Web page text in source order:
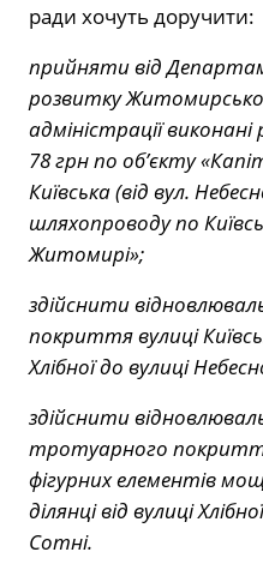
ради хочуть доручити:
прийняти від
розвитку
адміністрації
78 грн по об’єкту
Київська (від вул.
шляхопроводу по
Житомирі»;
здійснити
покриття вулиці
Хлібної до вулиці
здійснити
тротуарного
фігурних елементів
ділянці від вулиці
Сотні.